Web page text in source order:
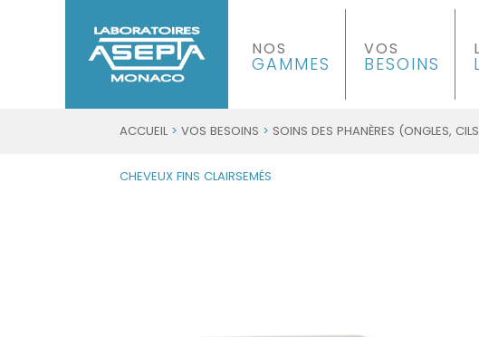
NOS
GAMMES
VOS
BESOINS
ACCUEIL> VOS BESOINS > SOINS DES PHANÈRES (ONGLES,
CHEVEUX FINS CLAIRSEMÉS